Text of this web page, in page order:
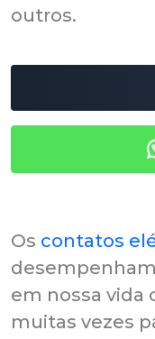
outros.
Os contatos
em nossa vida
muitas vezes